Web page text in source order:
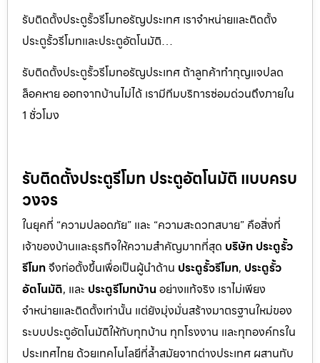
รับติดตั้งประตูรั้วรีโมทอรัญประเทศ เราจำหน่ายและติดตั้ง
ประตูรั้วรีโมทและประตูอัตโนมัติ…
รับติดตั้งประตูรั้วรีโมทอรัญประเทศ ถ้าลูกค้าทำกุญแจปลด
ล็อคหาย ออกจากบ้านไม่ได้ เรามีทีมบริการซ่อมด่วนถึงภายใน
1 ชั่วโมง
รับติดตั้งประตูรีโมท ประตูอัตโนมัติ แบบครบ
วงจร
ในยุคที่ “ความปลอดภัย” และ “ความสะดวกสบาย” คือสิ่งที่
เจ้าของบ้านและธุรกิจให้ความสำคัญมากที่สุด บริษัท ประตูรั้ว
รีโมทจึงก่อตั้งขึ้นเพื่อเป็นผู้นำด้าน ประตูรั้วรีโมท, ประตูรั้ว
อัตโนมัติ, และ ประตูรีโมทบ้าน อย่างแท้จริง เราไม่เพียง
จำหน่ายและติดตั้งเท่านั้น แต่ยังมุ่งมั่นสร้างมาตรฐานใหม่ของ
ระบบประตูอัตโนมัติให้กับทุกบ้าน ทุกโรงงาน และทุกองค์กรใน
ประเทศไทย ด้วยเทคโนโลยีที่ล้ำสมัยจากต่างประเทศ ผสานกับ